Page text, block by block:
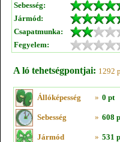
Sebesség:
Jármód:
Csapatmunka:
Fegyelem:
A ló tehetségpontjai: 1292
Állóképesség » 0 pt
Sebesség » 608
Jármód » 531